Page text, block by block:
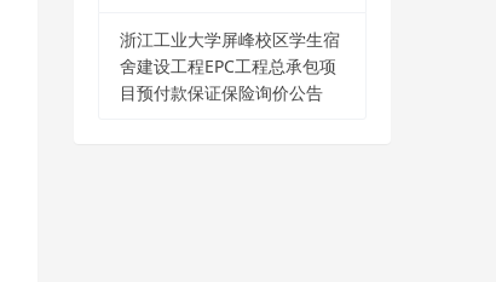
浙江工业大学屏峰校区学生宿
舍建设工程EPC工程总承包项
目预付款保证保险询价公告